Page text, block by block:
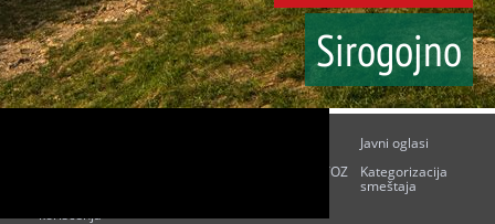
Sirogojno
Javni oglasi
Informator TOZ Kategorizacija
smeštaja
korišćenja